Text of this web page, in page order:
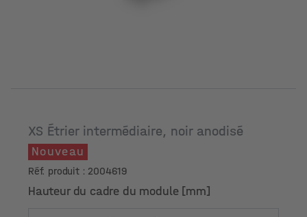
XS Étrier intermédiaire, noir anodisé
Nouveau
Réf. produit : 2004619
Hauteur du cadre du module [mm]